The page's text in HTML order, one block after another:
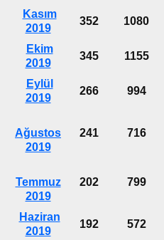
Kasım
2019
352 1080
Ekim
2019
345 1155
Eylül
2019
266 994
Ağustos
2019
241 716
Temmuz
2019
202 799
Haziran
2019
192 572